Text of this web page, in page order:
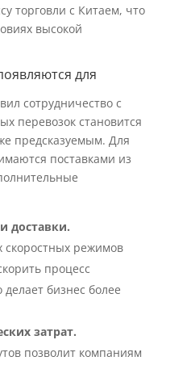
торговли с Китаем, что
высокой
для
сотрудничество с
перевозок становится
предсказуемым. Для
поставками из
доставки.
скоростных режимов
процесс
бизнес более
затрат.
позволит компаниям